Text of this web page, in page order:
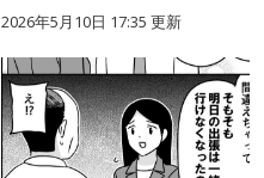
2026年5月10日 17:35 更新